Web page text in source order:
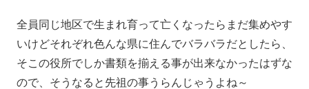
全員同じ地区で生まれ育って亡くなったらまだ集めやす
いけどそれぞれ色んな県に住んでバラバラだとしたら、
そこの役所でしか書類を揃える事が出来なかったはずな
ので、そうなると先祖の事うらんじゃうよね～